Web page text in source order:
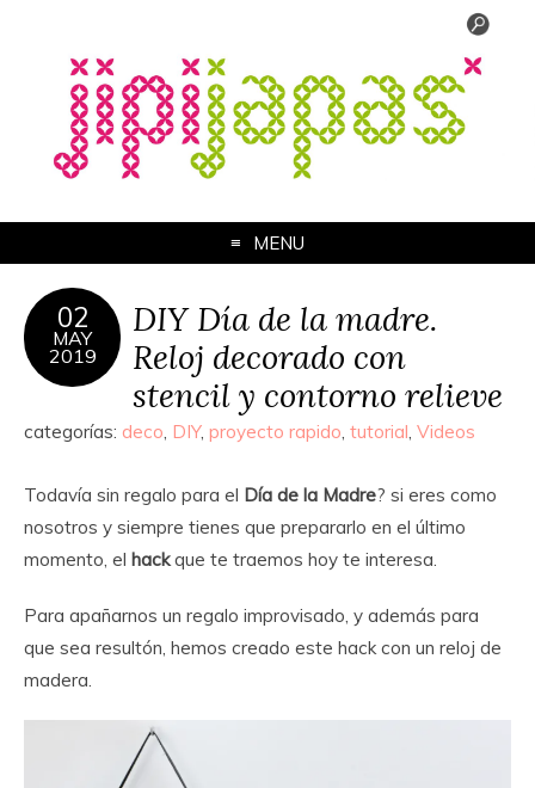
MENU
02
MAY
2019
DIY Día de la madre.
Reloj decorado con
stencil y contorno relieve
categorías: deco, DIY, proyecto rapido, tutorial, Videos
Todavía sin regalo para el Día de la Madre? si eres como
nosotros y siempre tienes que prepararlo en el último
momento, el hackque te traemos hoy te interesa.
Para apañarnos un regalo improvisado, y además para
que sea resultón, hemos creado este hack con un reloj de
madera.